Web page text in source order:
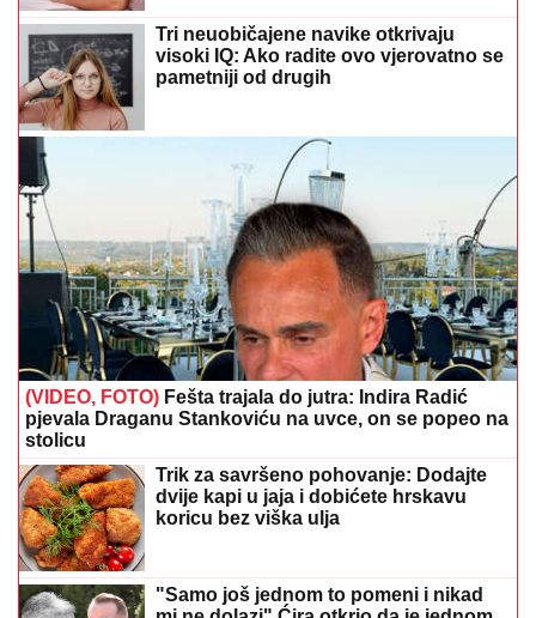
Tri neuobičajene navike otkrivaju
visoki IQ: Ako radite ovo vjerovatno se
pametniji od drugih
(VIDEO, FOTO) Fešta trajala do jutra: Indira Radić
pjevala Draganu Stankoviću na uvce, on se popeo na
stolicu
Trik za savršeno pohovanje: Dodajte
dvije kapi u jaja i dobićete hrskavu
koricu bez viška ulja
"Samo još jednom to pomeni i nikad